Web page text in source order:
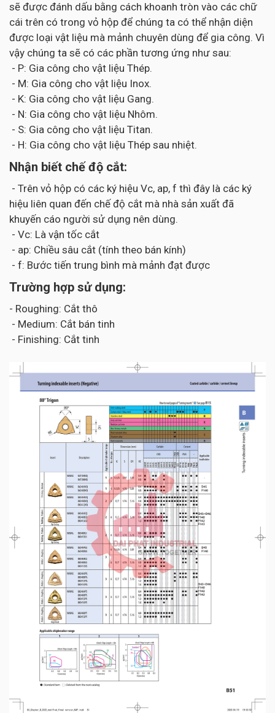
sẽ được đánh dấu bằng cách khoanh tròn vào các chữ
cái trên có trong vỏ hộp để chúng ta có thể nhận diện
được loại vật liệu mà mảnh chuyên dùng để gia công. Vì
vậy chúng ta sẽ có các phần tương ứng như sau:
- P: Gia công cho vật liệu Thép.
- M: Gia công cho vật liệu Inox.
- K: Gia công cho vật liệu Gang.
- N: Gia công cho vật liệu Nhôm.
- S: Gia công cho vật liệu Titan.
- H: Gia công cho vật liệu Thép sau nhiệt.
Nhận biết chế độ cắt:
- Trên vỏ hộp có các ký hiệu Vc, ap, f thì đây là các ký
hiệu liên quan đến chế độ cắt mà nhà sản xuất đã
khuyến cáo người sử dụng nên dùng.
- Vc: Là vận tốc cắt
- ap: Chiều sâu cắt (tính theo bán kính)
- f: Bước tiến trung bình mà mảnh đạt được
Trường hợp sử dụng:
- Roughing: Cắt thô
- Medium: Cắt bán tinh
- Finishing: Cắt tinh